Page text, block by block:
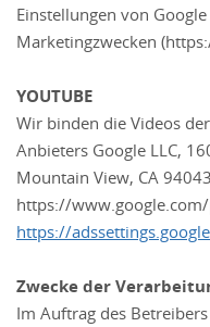
Einstellungen von
Marketingzwecken
YOUTUBE
Wir binden die Videos
Anbieters Google LLC,
Mountain View, CA
https://
https://
Zwecke der
Im Auftrag des